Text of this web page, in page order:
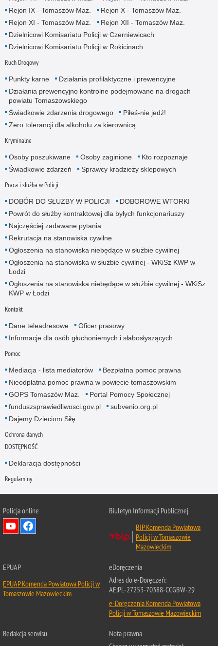
Rejon IX - Tomaszów Maz.
Rejon X - Tomaszów Maz.
Rejon XI - Tomaszów Maz.
Rejon XII - Tomaszów Maz.
Dzielnicowi Komisariatu Policji w Czerniewicach
Dzielnicowi Komisariatu Policji w Rokicinach
Ruch Drogowy
Punkty karne
Działania profilaktyczne i prewencyjne
Działania prewencyjno kontrolne podejmowane na drogach
powiatu Tomaszowskiego
Świadkowie zdarzenia drogowego
Piłeś-nie jedź!
Zero tolerancji dla alkoholu za kierownicą
Kryminalne
Osoby poszukiwane Osoby zaginione
Kto rozpoznaje
Świadkowie zdarzeń
Sprawcy kradzieży sklepowych
Praca i służba w Policji
DOBÓR DO SŁUŻBY W POLICJI
DOBOROWE WTORKI
Powrót do służby kontraktowej dla byłych funkcjonariuszy
Najczęściej zadawane pytania
Rekrutacja na stanowiska cywilne
Ogłoszenia na stanowiska niebędące w służbie cywilnej
Ogłoszenia na stanowiska w służbie cywilnej - WKiSz KWP w
Łodzi
Ogłoszenia na stanowiska niebędące w służbie cywilnej - WKiSz
KWP w Łodzi
Kontakt
Dane teleadresowe
Oficer prasowy
Informacje dla osób głuchoniemych i słabosłyszących
Pomoc
Mediacja - lista mediatorów
Bezpłatna pomoc prawna
Nieodpłatna pomoc prawna w powiecie tomaszowskim
GOPS Tomaszów Maz.
Portal Pomocy Społecznej
funduszsprawiedliwosci.gov.pl
subvenio.org.pl
Dajemy Dzieciom Siłę
Ochrona danych
DOSTĘPNOŚĆ
Deklaracja dostępności
Regulaminy
Policja online
Biuletyn Informacji Publicznej
BIP Komenda Powiatowa
Policji w Tomaszowie
Mazowieckim
EPUAP
EPUAP Komenda Powiatowa Policji w
Tomaszowie Mazowieckim
eDoręczenia
Adres do e-Doręczeń:
AE:PL-27253-70388-CCGBW-29
e-Doręczenia Komenda Powiatowa
Policji w Tomaszowie Mazowieckim
Redakcja serwisu
Nota prawna